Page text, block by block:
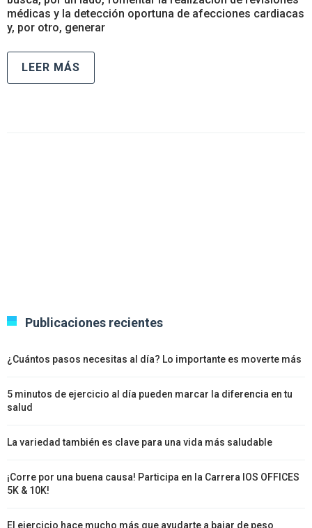
médicas y la detección oportuna de afecciones cardiacas
y, por otro, generar
LEER MÁS
Publicaciones recientes
¿Cuántos pasos necesitas al día? Lo importante es moverte más
5 minutos de ejercicio al día pueden marcar la diferencia en tu
salud
La variedad también es clave para una vida más saludable
¡Corre por una buena causa! Participa en la Carrera IOS OFFICES
5K & 10K!
El ejercicio hace mucho más que ayudarte a bajar de peso